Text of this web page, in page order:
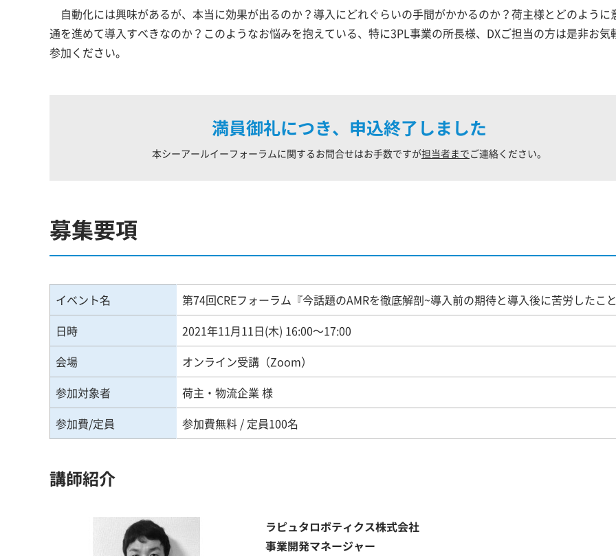
自動化には興味があるが、本当に効果が出るのか？導入にどれぐらいの手間がかかるのか？荷主様とどのように
通を進めて導入すべきなのか？このようなお悩みを抱えている、特に3PL事業の所長様、DXご担当の方は是非お気
参加ください。
満員御礼につき、申込終了しました
本シーアールイーフォーラムに関するお問合せはお手数ですが担当者までご連絡ください。
募集要項
イベント名
第74回CREフォーラム『今話題のAMRを徹底解剖~導入前の期待と導入後に苦労したこ
日時
2021年11月11日(木) 16:00～17:00
会場
オンライン受講（Zoom）
参加対象者
荷主・物流企業 様
参加費/定員
参加費無料 / 定員100名
講師紹介
ラピュタロボティクス株式会社
事業開発マネージャー